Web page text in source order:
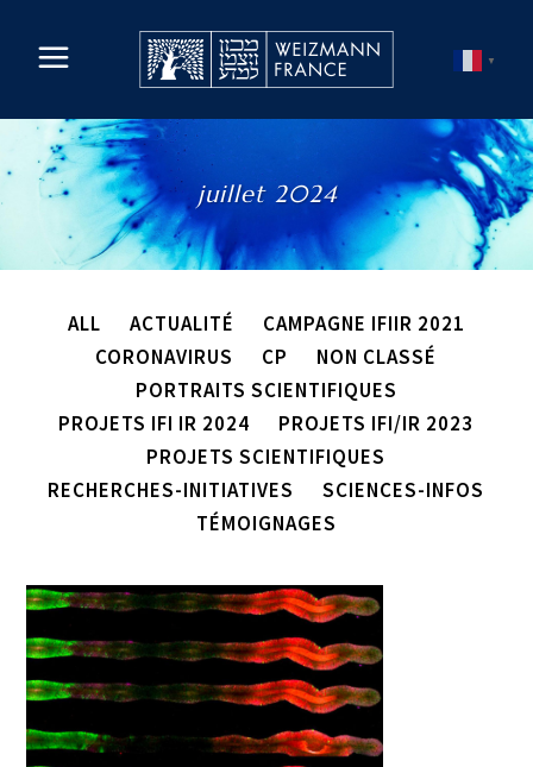
▼
juillet 2024
ALL ACTUALITÉ
CAMPAGNE IFIIR 2021
CORONAVIRUS
CP
NON CLASSÉ
PORTRAITS SCIENTIFIQUES
PROJETS IFI IR 2024
PROJETS IFI/IR 2023
PROJETS SCIENTIFIQUES
RECHERCHES-INITIATIVES
SCIENCES-INFOS
TÉMOIGNAGES